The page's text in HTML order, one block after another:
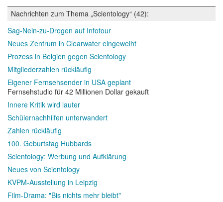
Nachrichten zum Thema „Scientology“ (42):
Sag-Nein-zu-Drogen auf Infotour
Neues Zentrum in Clearwater eingeweiht
Prozess in Belgien gegen Scientology
Mitgliederzahlen rückläufig
Eigener Fernsehsender in USA geplant
Fernsehstudio für 42 Millionen Dollar gekauft
Innere Kritik wird lauter
Schülernachhilfen unterwandert
Zahlen rückläufig
100. Geburtstag Hubbards
Scientology: Werbung und Aufklärung
Neues von Scientology
KVPM-Ausstellung in Leipzig
Film-Drama: "Bis nichts mehr bleibt"